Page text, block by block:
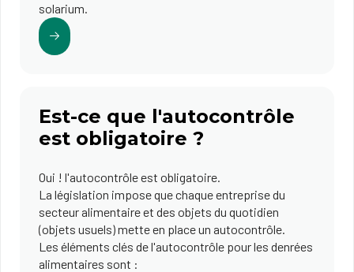
solarium.
Est-ce que l'autocontrôle
est obligatoire ?
Oui ! l'autocontrôle est obligatoire.
La législation impose que chaque entreprise du
secteur alimentaire et des objets du quotidien
(objets usuels) mette en place un autocontrôle.
Les éléments clés de l'autocontrôle pour les denrées
alimentaires sont :